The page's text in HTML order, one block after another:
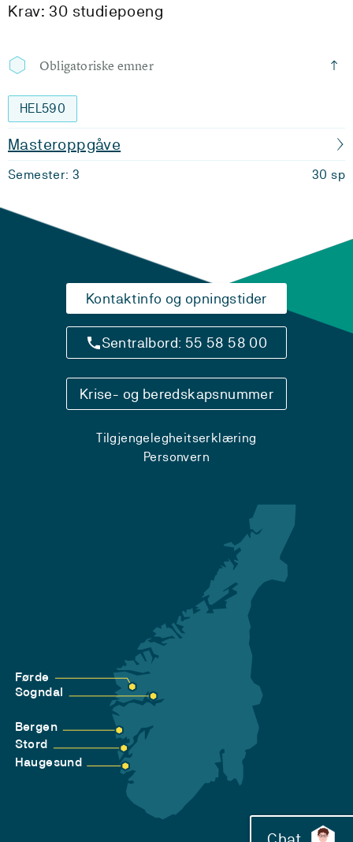
Krav: 30 studiepoeng
Obligatoriske emner
HEL590
Masteroppgåve
Semester: 3 30 sp
Kontaktinfo og opningstider
Sentralbord: 55 58 58 00
Krise- og beredskapsnummer
Tilgjengelegheitserklæring
Personvern
Førde
Sogndal
Bergen
Stord
Haugesund